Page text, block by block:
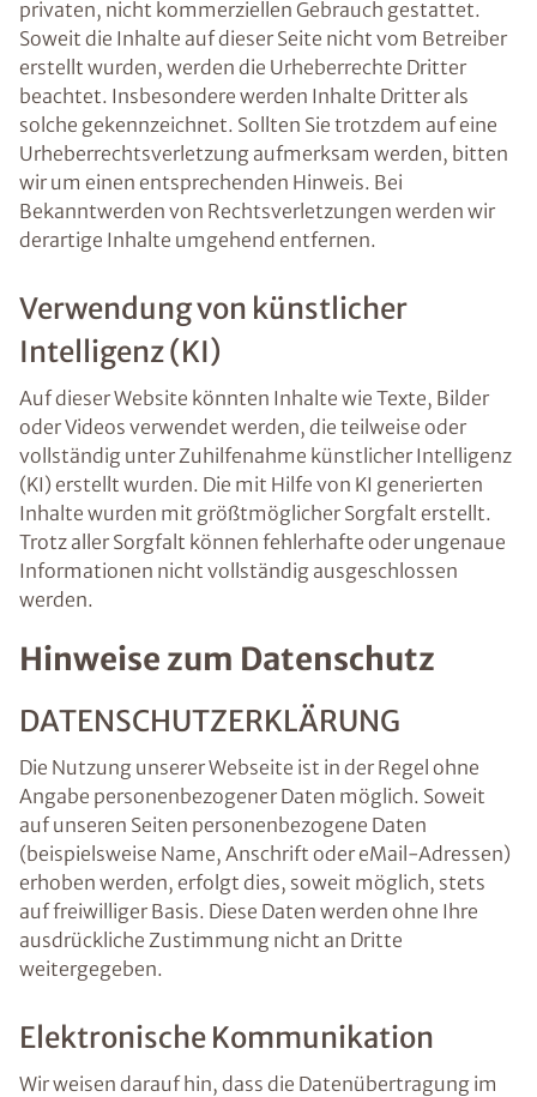
privaten, nicht kommerziellen Gebrauch gestattet.
Soweit die Inhalte auf dieser Seite nicht vom Betreiber
erstellt wurden, werden die Urheberrechte Dritter
beachtet. Insbesondere werden Inhalte Dritter als
solche gekennzeichnet. Sollten Sie trotzdem auf eine
Urheberrechtsverletzung aufmerksam werden, bitten
wir um einen entsprechenden Hinweis. Bei
Bekanntwerden von Rechtsverletzungen werden wir
derartige Inhalte umgehend entfernen.
Verwendung von künstlicher
Intelligenz (KI)
Auf dieser Website könnten Inhalte wie Texte, Bilder
oder Videos verwendet werden, die teilweise oder
vollständig unter Zuhilfenahme künstlicher Intelligenz
(KI) erstellt wurden. Die mit Hilfe von KI generierten
Inhalte wurden mit größtmöglicher Sorgfalt erstellt.
Trotz aller Sorgfalt können fehlerhafte oder ungenaue
Informationen nicht vollständig ausgeschlossen
werden.
Hinweise zum Datenschutz
DATENSCHUTZERKLÄRUNG
Die Nutzung unserer Webseite ist in der Regel ohne
Angabe personenbezogener Daten möglich. Soweit
auf unseren Seiten personenbezogene Daten
(beispielsweise Name, Anschrift oder eMail-Adressen)
erhoben werden, erfolgt dies, soweit möglich, stets
auf freiwilliger Basis. Diese Daten werden ohne Ihre
ausdrückliche Zustimmung nicht an Dritte
weitergegeben.
Elektronische Kommunikation
Wir weisen darauf hin, dass die Datenübertragung im